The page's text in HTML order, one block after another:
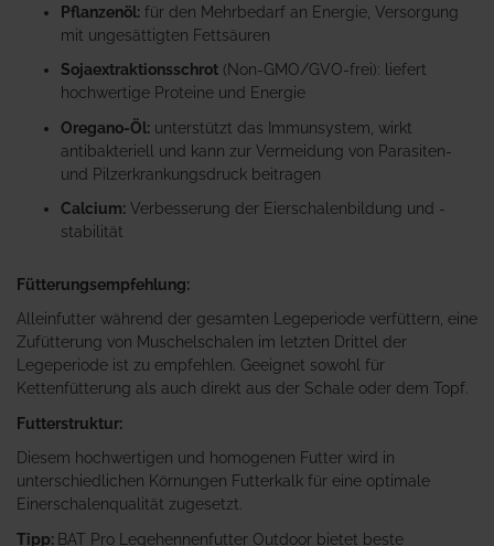
Pflanzenöl: für den Mehrbedarf an Energie, Versorgung
mit ungesättigten Fettsäuren
Sojaextraktionsschrot (Non-GMO/GVO-frei): liefert
hochwertige Proteine und Energie
Oregano-Öl: unterstützt das Immunsystem, wirkt
antibakteriell und kann zur Vermeidung von Parasiten-
und Pilzerkrankungsdruck beitragen
Calcium: Verbesserung der Eierschalenbildung und -
stabilität
Fütterungsempfehlung:
Alleinfutter während der gesamten Legeperiode verfüttern, eine
Zufütterung von Muschelschalen im letzten Drittel der
Legeperiode ist zu empfehlen. Geeignet sowohl für
Kettenfütterung als auch direkt aus der Schale oder dem Topf.
Futterstruktur:
Diesem hochwertigen und homogenen Futter wird in
unterschiedlichen Körnungen Futterkalk für eine optimale
Einerschalenqualität zugesetzt.
Tipp: BAT Pro Legehennenfutter Outdoor bietet beste